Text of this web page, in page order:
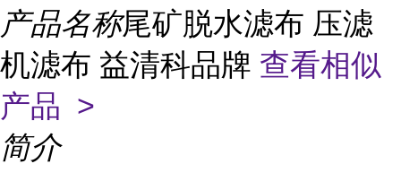
产品名称尾矿脱水滤布 压滤
机滤布 益清科品牌 查看相似
产品 >
简介